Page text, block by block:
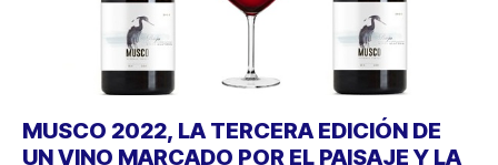
MUSCO 2022, LA TERCERA EDICIÓN DE
UN VINO MARCADO POR EL PAISAJE Y LA